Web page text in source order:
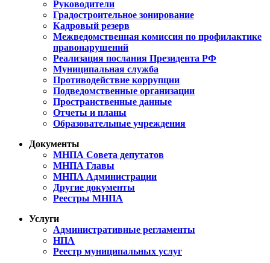
Руководители
Градостроительное зонирование
Кадровый резерв
Межведомственная комиссия по профилактике
правонарушений
Реализация послания Президента РФ
Муниципальная служба
Противодействие коррупции
Подведомственные организации
Пространственные данные
Отчеты и планы
Образовательные учреждения
Документы
МНПА Совета депутатов
МНПА Главы
МНПА Администрации
Другие документы
Реестры МНПА
Услуги
Административные регламенты
НПА
Реестр муниципальных услуг